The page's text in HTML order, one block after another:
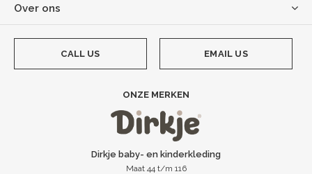
Over ons
CALL US EMAIL US
ONZE MERKEN
Dirkje baby- en kinderkleding
Maat 44 t/m 116